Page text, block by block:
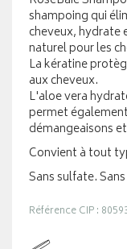
shampoing qui
cheveux, hydrate
naturel pour les
La kératine
aux cheveux.
L'aloe vera
permet
démangeaisons
Convient à tout
Sans sulfate.
Référence CIP :